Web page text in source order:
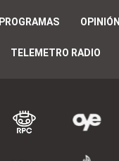
PROGRAMAS OPINIÓN
TELEMETRO RADIO